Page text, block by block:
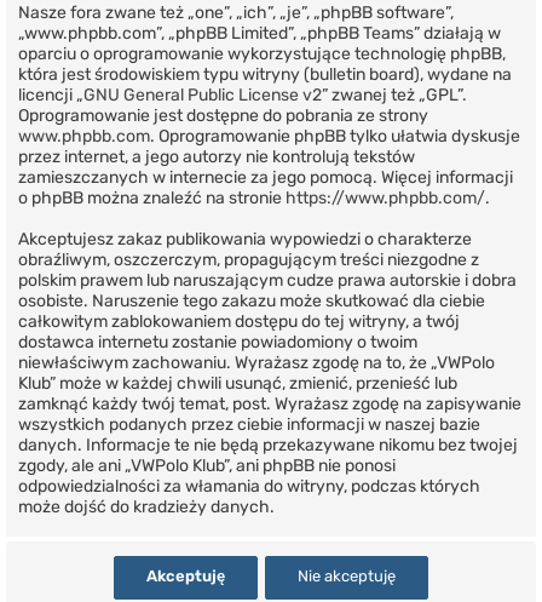
Nasze fora zwane też „one”, „ich”, „je”, „phpBB software”,
„www.phpbb.com”, „phpBB Limited”, „phpBB Teams” działają w
oparciu o oprogramowanie wykorzystujące technologię phpBB,
która jest środowiskiem typu witryny (bulletin board), wydane na
licencji „GNU General Public License v2” zwanej też „GPL”.
Oprogramowanie jest dostępne do pobrania ze strony
www.phpbb.com. Oprogramowanie phpBB tylko ułatwia dyskusje
przez internet, a jego autorzy nie kontrolują tekstów
zamieszczanych w internecie za jego pomocą. Więcej informacji
o phpBB można znaleźć na stronie https://www.phpbb.com/.
Akceptujesz zakaz publikowania wypowiedzi o charakterze
obraźliwym, oszczerczym, propagującym treści niezgodne z
polskim prawem lub naruszającym cudze prawa autorskie i dobra
osobiste. Naruszenie tego zakazu może skutkować dla ciebie
całkowitym zablokowaniem dostępu do tej witryny, a twój
dostawca internetu zostanie powiadomiony o twoim
niewłaściwym zachowaniu. Wyrażasz zgodę na to, że „VWPolo
Klub” może w każdej chwili usunąć, zmienić, przenieść lub
zamknąć każdy twój temat, post. Wyrażasz zgodę na zapisywanie
wszystkich podanych przez ciebie informacji w naszej bazie
danych. Informacje te nie będą przekazywane nikomu bez twojej
zgody, ale ani „VWPolo Klub”, ani phpBB nie ponosi
odpowiedzialności za włamania do witryny, podczas których
może dojść do kradzieży danych.